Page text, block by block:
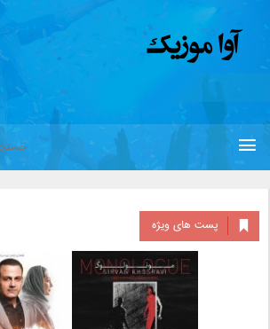
پست های ویژه